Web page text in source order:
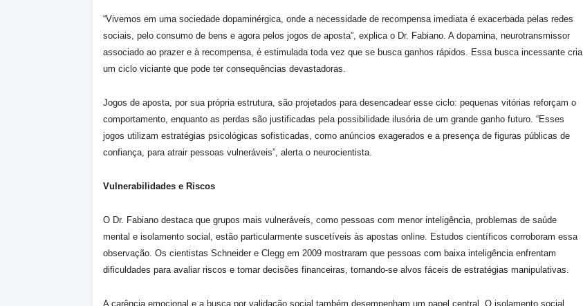
“Vivemos em uma sociedade dopaminérgica, onde a necessidade de recompensa imediata é exacerbada pelas redes
sociais, pelo consumo de bens e agora pelos jogos de aposta”, explica o Dr. Fabiano. A dopamina, neurotransmissor
associado ao prazer e à recompensa, é estimulada toda vez que se busca ganhos rápidos. Essa busca incessante cria
um ciclo viciante que pode ter consequências devastadoras.
Jogos de aposta, por sua própria estrutura, são projetados para desencadear esse ciclo: pequenas vitórias reforçam o
comportamento, enquanto as perdas são justificadas pela possibilidade ilusória de um grande ganho futuro. “Esses
jogos utilizam estratégias psicológicas sofisticadas, como anúncios exagerados e a presença de figuras públicas de
confiança, para atrair pessoas vulneráveis”, alerta o neurocientista.
Vulnerabilidades e Riscos
O Dr. Fabiano destaca que grupos mais vulneráveis, como pessoas com menor inteligência, problemas de saúde
mental e isolamento social, estão particularmente suscetíveis às apostas online. Estudos científicos corroboram essa
observação. Os cientistas Schneider e Clegg em 2009 mostraram que pessoas com baixa inteligência enfrentam
dificuldades para avaliar riscos e tomar decisões financeiras, tornando-se alvos fáceis de estratégias manipulativas.
A carência emocional e a busca por validação social também desempenham um papel central. O isolamento social,